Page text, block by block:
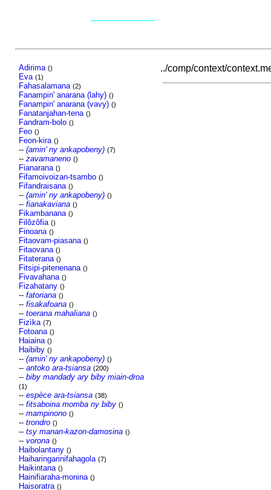
Adirima ()
Eva (1)
Fahasalamana (2)
Fanampin' anarana (lahy) ()
Fanampin' anarana (vavy) ()
Fanatanjahan-tena ()
Fandram-bolo ()
Feo ()
Feon-kira ()
-- (amin' ny ankapobeny) (7)
-- zavamaneno ()
Fianarana ()
Fifamoivoizan-tsambo ()
Fifandraisana ()
-- (amin' ny ankapobeny) ()
-- fianakaviana ()
Fikambanana ()
Filôzôfia ()
Finoana ()
Fitaovam-piasana ()
Fitaovana ()
Fitaterana ()
Fitsipi-pitenenana ()
Fivavahana ()
Fizahatany ()
-- fatoriana ()
-- fisakafoana ()
-- toerana mahaliana ()
Fizìka (7)
Fotoana ()
Haiaina ()
Haibiby ()
-- (amin' ny ankapobeny) ()
-- antoko ara-tsiansa (200)
-- biby mandady ary biby miain-droa
(1)
-- espèce ara-tsiansa (38)
-- fitsaboina momba ny biby ()
-- mampinono ()
-- trondro ()
-- tsy manan-kazon-damosina ()
-- vorona ()
Haibolantany ()
Haiharingarinifahagola (7)
Haikintana ()
Hainifiaraha-monina ()
Haisoratra ()
../comp/context/